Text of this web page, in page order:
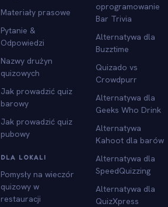
Materiały prasowe
Pytanie &
Odpowiedzi
Nazwy drużyn
quizowych
Jak prowadzić quiz
barowy
Jak prowadzić quiz
pubowy
DLA LOKALI
Pomysły na wieczór
quizowy w
restauracji
oprogramowanie
Bar Trivia
Alternatywa dla
Buzztime
Quizado vs
Crowdpurr
Alternatywa dla
Geeks Who Drink
Alternatywa
Kahoot dla barów
Alternatywa dla
SpeedQuizzing
Alternatywa dla
QuizXpress